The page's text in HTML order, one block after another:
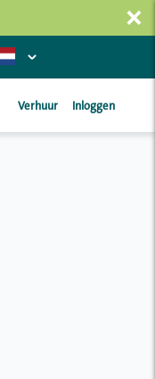
×
Verhuur Inloggen